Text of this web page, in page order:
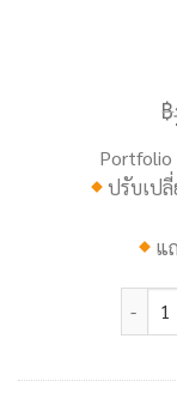
฿
Portfolio
ปรับเป
แ